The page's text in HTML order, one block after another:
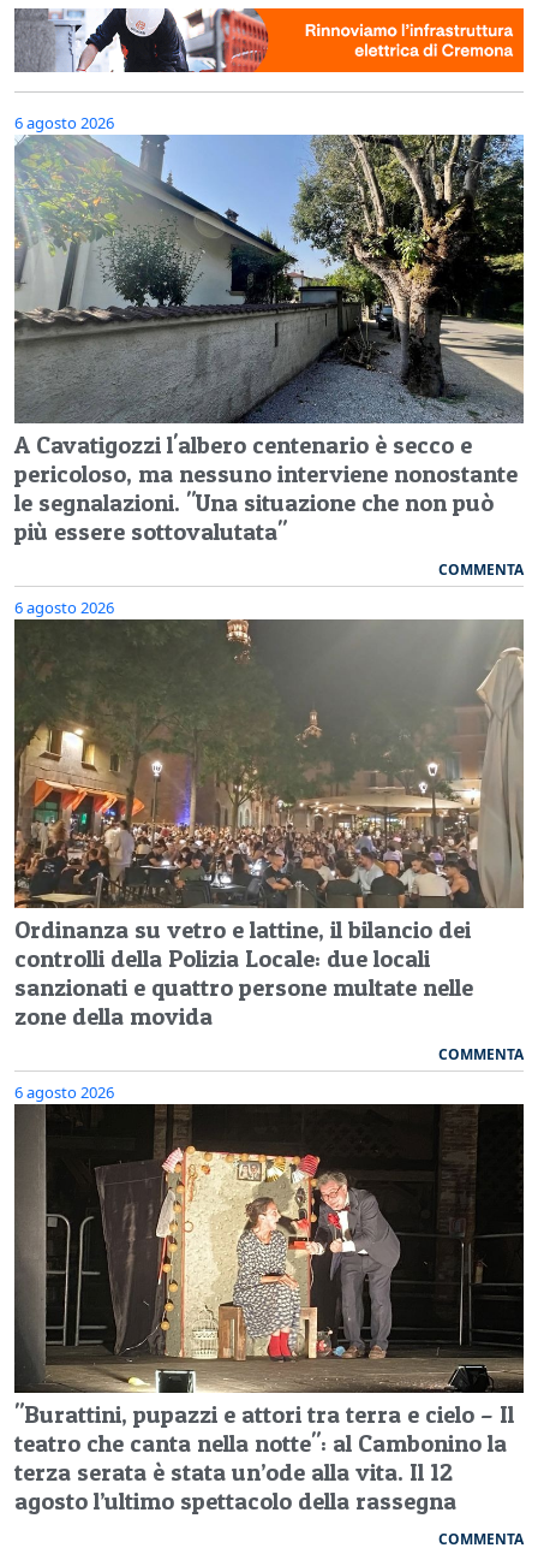
6 agosto 2026
A Cavatigozzi l'albero centenario è secco e
pericoloso, ma nessuno interviene nonostante
le segnalazioni. "Una situazione che non può
più essere sottovalutata"
COMMENTA
6 agosto 2026
Ordinanza su vetro e lattine, il bilancio dei
controlli della Polizia Locale: due locali
sanzionati e quattro persone multate nelle
zone della movida
COMMENTA
6 agosto 2026
"Burattini, pupazzi e attori tra terra e cielo – Il
teatro che canta nella notte": al Cambonino la
terza serata è stata un’ode alla vita. Il 12
agosto l’ultimo spettacolo della rassegna
COMMENTA